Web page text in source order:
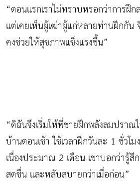
“ตอนแรกเราไม่ทราบหรอกว่าการฝึ
แต่เคยเห็นผู้เฒ่าผู้แก่หลายท่านฝึกกัน
คงช่วยให้สุขภาพแข็งแรงขึ้น”
“ดิฉันจึงเริ่มให้พี่ชายฝึกพลังลมปราณ
บ้านตอนเช้า ใช้เวลาฝึกวันละ 1 ชั่วโ
เนื่องประมาณ 2 เดือน เขาบอกว่ารู้สึ
สดชื่น และหลับสบายกว่าเมื่อก่อน”